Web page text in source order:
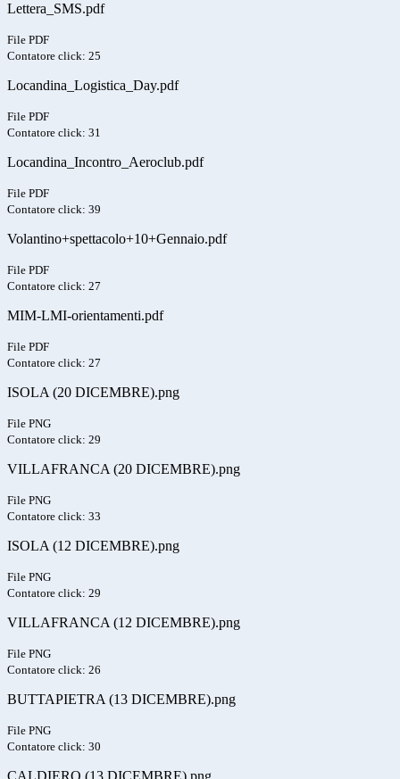
Lettera_SMS.pdf
File PDF
Contatore click: 25
Locandina_Logistica_Day.pdf
File PDF
Contatore click: 31
Locandina_Incontro_Aeroclub.pdf
File PDF
Contatore click: 39
Volantino+spettacolo+10+Gennaio.pdf
File PDF
Contatore click: 27
MIM-LMI-orientamenti.pdf
File PDF
Contatore click: 27
ISOLA (20 DICEMBRE).png
File PNG
Contatore click: 29
VILLAFRANCA (20 DICEMBRE).png
File PNG
Contatore click: 33
ISOLA (12 DICEMBRE).png
File PNG
Contatore click: 29
VILLAFRANCA (12 DICEMBRE).png
File PNG
Contatore click: 26
BUTTAPIETRA (13 DICEMBRE).png
File PNG
Contatore click: 30
CALDIERO (13 DICEMBRE).png